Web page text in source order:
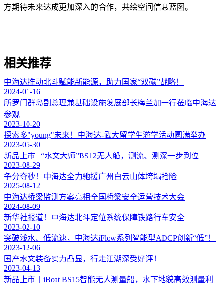
方期待未来达成更加深入的合作，共绘空间信息蓝图。
相关推荐
中海达推动北斗赋能新能源，助力国家“双碳”战略！
2024-01-16
所罗门群岛副总理兼基础设施发展部长梅兰加一行莅临中海达
参观
2023-10-20
探索多"young"未来！中海达-武大留学生游学活动圆满举办
2023-05-30
新品上市 | “水文大师”BS12无人船，测流、测深一步到位
2023-08-29
争分夺秒！中海达全力驰援广州白云山体垮塌抢险
2025-08-12
中海达桥梁监测方案亮相全国桥梁安全运营技术大会
2024-08-09
新华社报道！中海达北斗定位系统保障铁路行车安全
2023-02-10
突破浅水、低流速，中海达iFlow系列智能型ADCP创新“低”！
2023-12-06
国产水文装备实力凸显，行走江湖深受好评！
2023-04-13
新品上市丨iBoat BS15智能无人测量船，水下地貌高效测量利